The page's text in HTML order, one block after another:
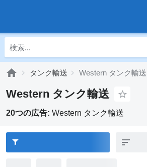
タンク輸送 Western タンク輸送
Western タンク輸送
20つの広告: Western タンク輸送